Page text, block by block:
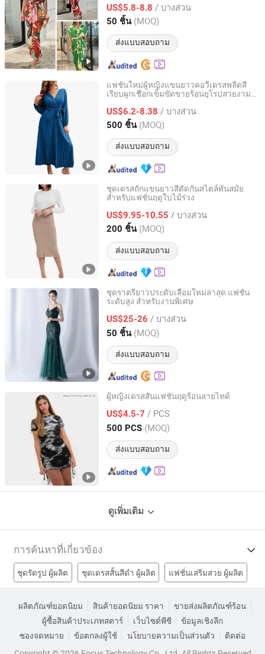
US$5.8-8.8 / บางส่วน
50 ชิ้น (MOQ)
ส่งแบบสอบถาม
Guangdong, China อัตราจาก 2020
แฟชั่นใหม่ผู้หญิงแขนยาวคอวีเดรสพลีตสี
เรียบผูกเชือกเข็มขัดขายร้อนยุโรปสวยงาม
US$6.2-8.38 / บางส่วน
500 ชิ้น (MOQ)
ส่งแบบสอบถาม
Free Market Co., Ltd
Zhejiang, China อัตราจาก 2023
ชุดเดรสถักแขนยาวสีตัดกันสไตล์ทันสมัย
สำหรับแฟชั่นฤดูใบไม้ร่วง
US$9.95-10.55 / บางส่วน
200 ชิ้น (MOQ)
ส่งแบบสอบถาม
Guangzhou BaiNaJia Garment Co., Ltd
Guangdong, China อัตราจาก 2024
ชุดราตรียาวประดับเลื่อมใหม่ล่าสุด แฟชั่น
ระดับสูง สำหรับงานพิเศษ
US$25-26 / บางส่วน
50 ชิ้น (MOQ)
ส่งแบบสอบถาม
Guangzhou Panyu district south village Jinluoxuan
clothing factory
Guangdong, China อัตราจาก 2025
ผู้หญิงเดรสสั้นแฟชั่นฤดูร้อนลายไทด์
US$4.5-7 / PCS
500 PCS (MOQ)
ส่งแบบสอบถาม
Ningbo Z & H Foreign Trade Co., Ltd.
Zhejiang, China อัตราจาก 2022
ดูเพิ่มเติม
การค้นหาที่เกี่ยวข้อง
ชุดรัดรูป ผู้ผลิต ชุดเดรสสั้นสีดำ ผู้ผลิต แฟชั่นเสริมสวย ผู้ผลิต
แฟชั่นชุดผู้หญิงโรงงาน แฟชั่นชุดผู้หญิงโรงงาน
ผลิตภัณฑ์ยอดนิยม สินค้ายอดนิยม ราคา
ขายส่งผลิตภัณฑ์ร้อน
ผู้ซื้อสินค้าประเภทสตาร์
เว็บไซต์พีซี
ข้อมูลเชิงลึก
ซองจดหมาย
ข้อตกลงผู้ใช้ นโยบายความเป็นส่วนตัว
ติดต่อ